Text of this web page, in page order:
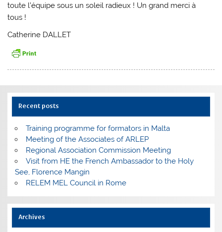
toute l’équipe sous un soleil radieux ! Un grand merci à
tous !
Catherine DALLET
Recent posts
Training programme for formators in Malta
Meeting of the Associates of ARLEP
Regional Association Commission Meeting
Visit from HE the French Ambassador to the Holy
See, Florence Mangin
RELEM MEL Council in Rome
Archives